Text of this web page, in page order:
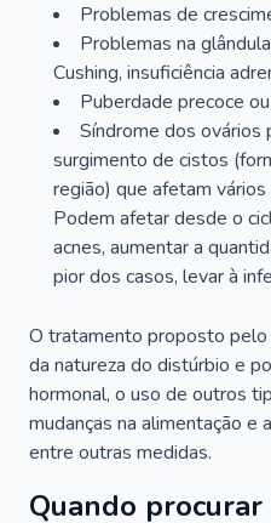
Problemas de
Problemas na
Cushing, insuficiência
Puberdade precoce
Síndrome dos ovários
surgimento de cistos
região) que afetam
Podem afetar desde o
acnes, aumentar a
pior dos casos, levar à
O tratamento proposto
da natureza do distúrbio e
hormonal, o uso de outros
mudanças na alimentação e
entre outras medidas.
Quando procurar